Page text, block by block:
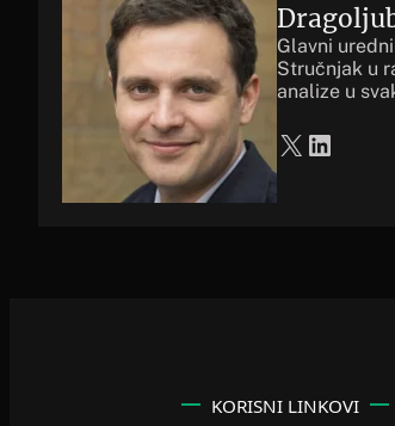
Glavni
Stručnjak u
analize u
X LinkedIn
KORISNI LINKOVI